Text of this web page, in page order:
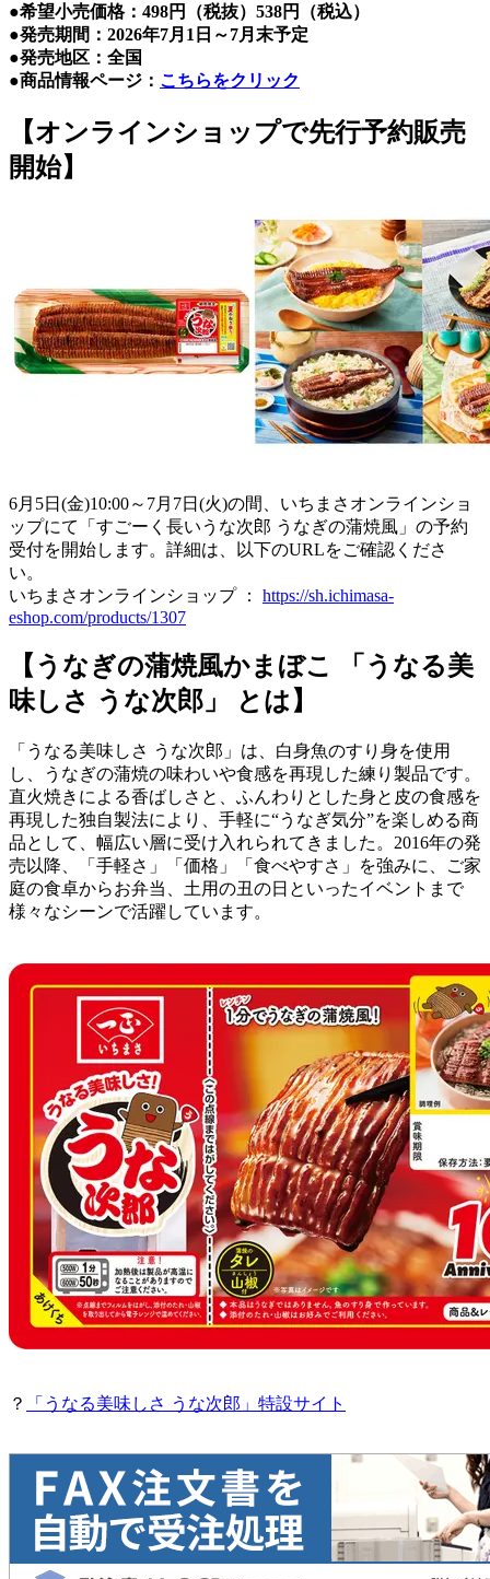
●希望小売価格：498円（税抜）538円（税込）
●発売期間：2026年7月1日～7月末予定
●発売地区：全国
●商品情報ページ： こちらをクリック
【オンラインショップで先行予約販売
開始】
6月5日(金)10:00～7月7日(火)の間、いちまさオンラインショ
ップにて「すごーく長いうな次郎 うなぎの蒲焼風」の予約
受付を開始します。詳細は、以下のURLをご確認くださ
い。
いちまさオンラインショップ ： https://sh.ichimasa-
eshop.com/products/1307
【うなぎの蒲焼風かまぼこ 「うなる美
味しさ うな次郎」 とは】
「うなる美味しさ うな次郎」は、白身魚のすり身を使用
し、うなぎの蒲焼の味わいや食感を再現した練り製品です。
直火焼きによる香ばしさと、ふんわりとした身と皮の食感を
再現した独自製法により、手軽に“うなぎ気分”を楽しめる商
品として、幅広い層に受け入れられてきました。2016年の発
売以降、「手軽さ」「価格」「食べやすさ」を強みに、ご家
庭の食卓からお弁当、土用の丑の日といったイベントまで
様々なシーンで活躍しています。
？ 「うなる美味しさ うな次郎」特設サイト